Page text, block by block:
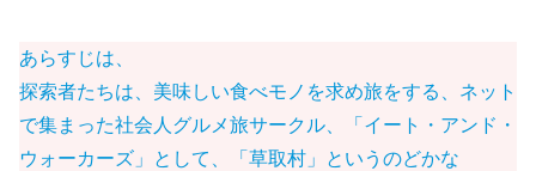
あらすじは、
探索者たちは、美味しい食べモノを求め旅をする、ネット
で集まった社会人グルメ旅サークル、「イート・アンド・
ウォーカーズ」として、「草取村」というのどかな